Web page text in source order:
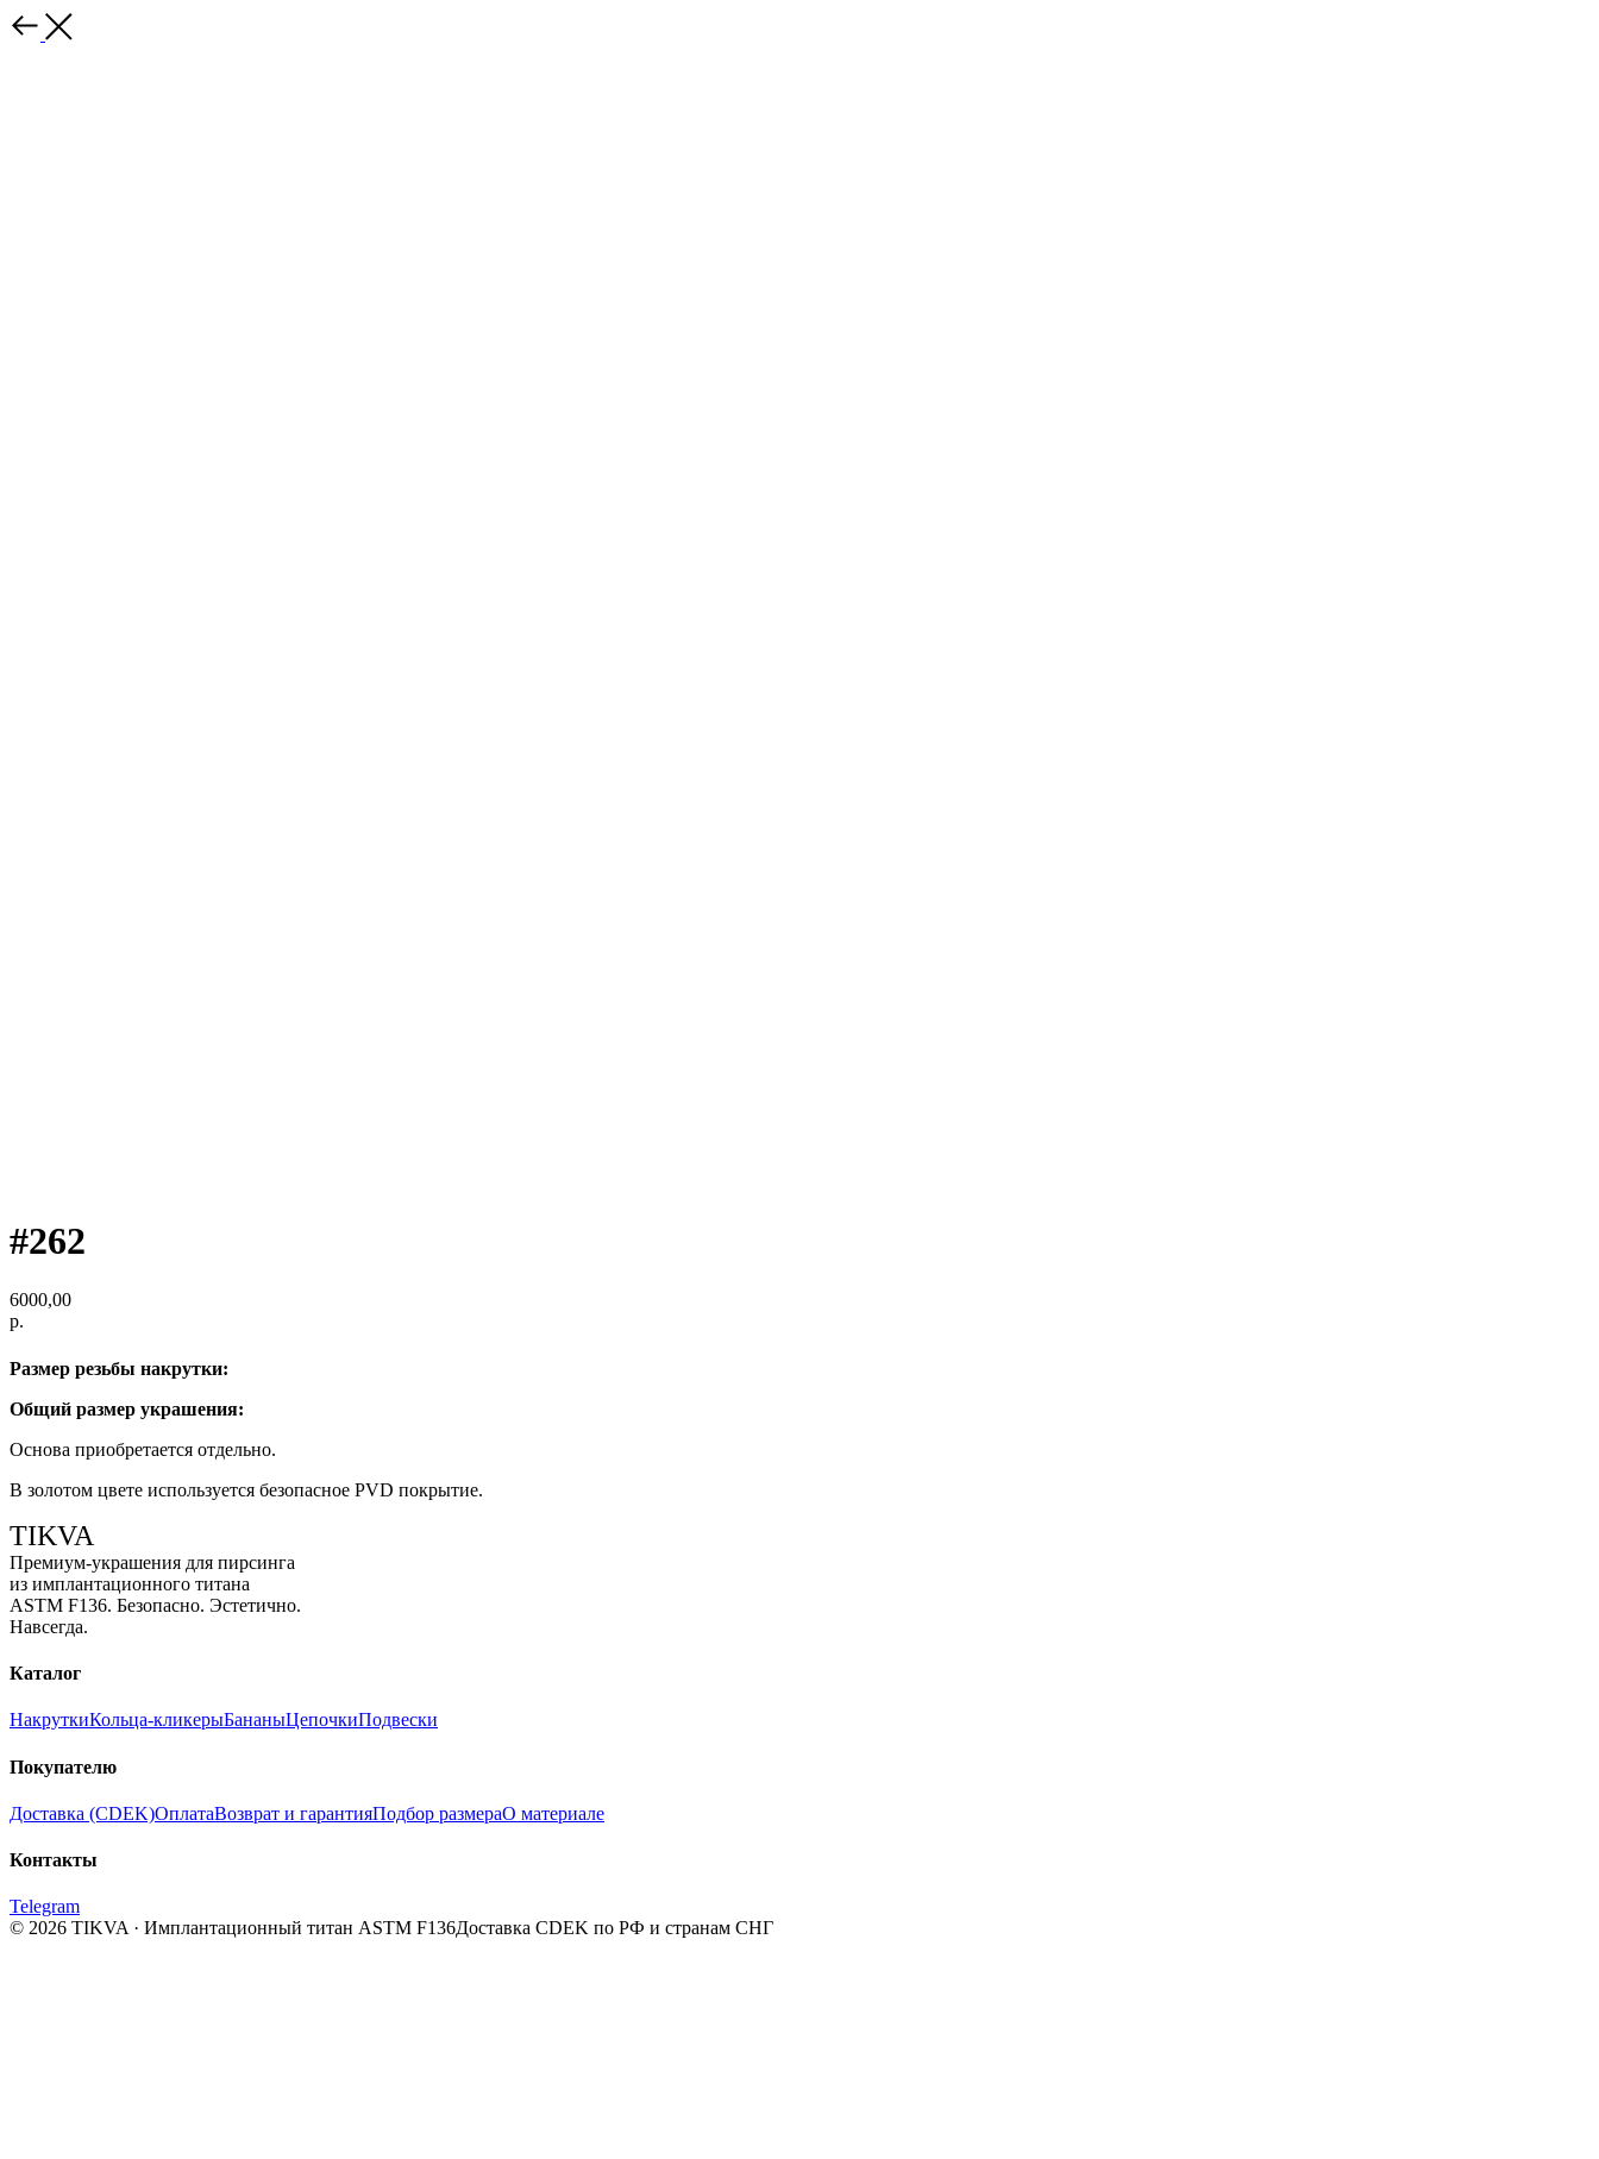
#262
6000,00
р.
Размер резьбы накрутки:
Общий размер украшения:
Основа приобретается отдельно.
В золотом цвете используется безопасное PVD покрытие.
TIKVA
Премиум-украшения для пирсинга
из имплантационного титана
ASTM F136. Безопасно. Эстетично.
Навсегда.
Каталог
НакруткиКольца-кликерыБананыЦепочкиПодвески
Покупателю
Доставка (CDEK)ОплатаВозврат и гарантияПодбор размераО материале
Контакты
Telegram
© 2026 TIKVA · Имплантационный титан ASTM F136Доставка CDEK по РФ и странам СНГ